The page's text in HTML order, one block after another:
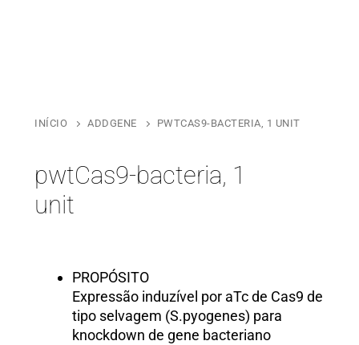
INÍCIO ADDGENE PWTCAS9-BACTERIA, 1 UNIT
pwtCas9-bacteria, 1
unit
PROPÓSITO
Expressão induzível por aTc de Cas9 de
tipo selvagem (S.pyogenes) para
knockdown de gene bacteriano